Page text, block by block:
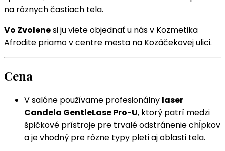
na rôznych častiach tela.
Vo Zvolenesi ju viete objednať u nás v Kozmetika
Afrodite priamo v centre mesta na Kozáčekovej ulici.
Cena
V salóne používame profesionálny laser
Candela GentleLase Pro-U, ktorý patrí medzi
špičkové prístroje pre trvalé odstránenie chĺpkov
a je vhodný pre rôzne typy pleti aj oblasti tela.